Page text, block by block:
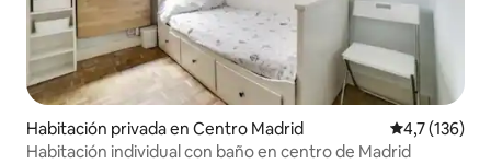
Habitación privada en Centro Madrid Calificación
4,7 (136)
Habitación individual con baño en centro de Madrid